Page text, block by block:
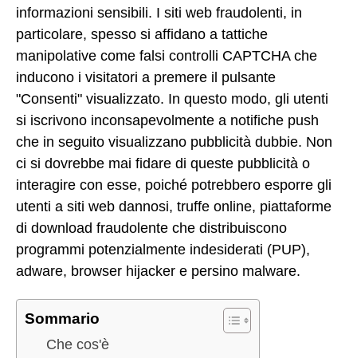
informazioni sensibili. I siti web fraudolenti, in
particolare, spesso si affidano a tattiche
manipolative come falsi controlli CAPTCHA che
inducono i visitatori a premere il pulsante
"Consenti" visualizzato. In questo modo, gli utenti
si iscrivono inconsapevolmente a notifiche push
che in seguito visualizzano pubblicità dubbie. Non
ci si dovrebbe mai fidare di queste pubblicità o
interagire con esse, poiché potrebbero esporre gli
utenti a siti web dannosi, truffe online, piattaforme
di download fraudolente che distribuiscono
programmi potenzialmente indesiderati (PUP),
adware, browser hijacker e persino malware.
Sommario
Che cos'è